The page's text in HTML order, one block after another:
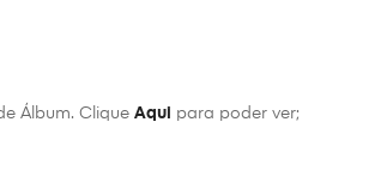
Álbum. Clique Aqui para poder ver;